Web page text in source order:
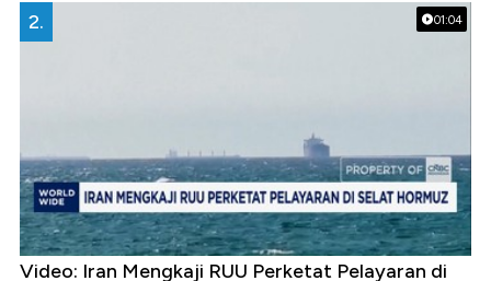
01:04
2.
Video: Iran Mengkaji RUU Perketat Pelayaran di